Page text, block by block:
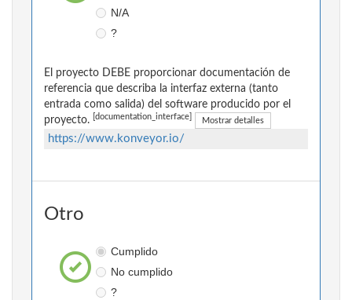
N/A
?
El proyecto DEBE proporcionar documentación de
referencia que describa la interfaz externa (tanto
entrada como salida) del software producido por el
proyecto.
[documentation_interface] Mostrar detalles
https://www.konveyor.io/
Otro
Cumplido
No cumplido
?